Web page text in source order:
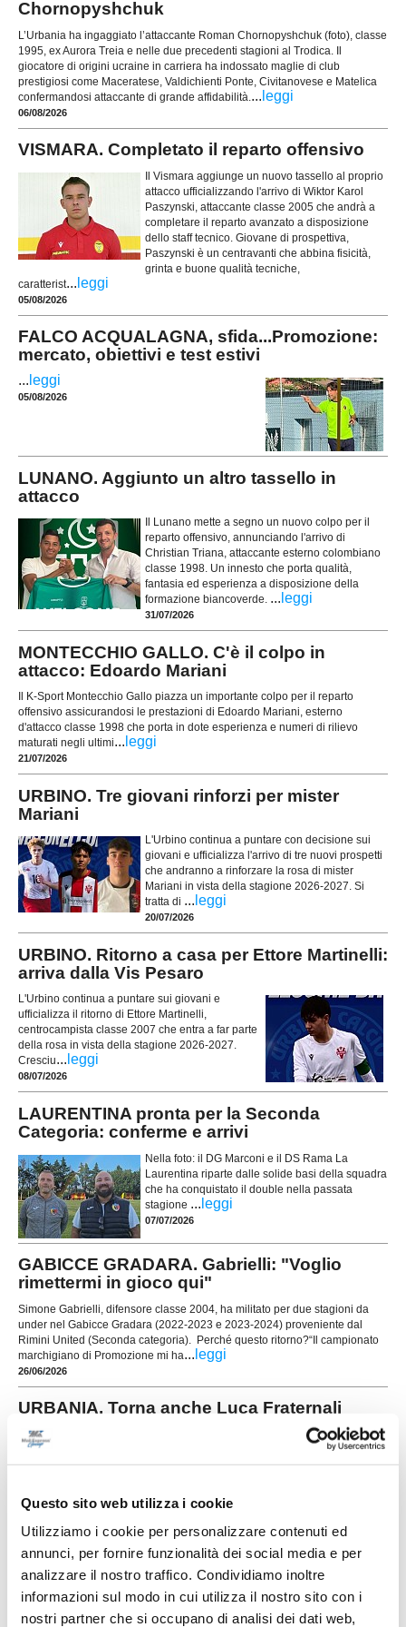
Questo sito web utilizza i cookie
Utilizziamo i cookie per personalizzare contenuti ed
annunci, per fornire funzionalità dei social media e per
analizzare il nostro traffico. Condividiamo inoltre
informazioni sul modo in cui utilizza il nostro sito con i
nostri partner che si occupano di analisi dei dati web,
Chornopyshchuk
L’Urbania ha ingaggiato l’attaccante Roman Chornopyshchuk (foto), classe
1995, ex Aurora Treia e nelle due precedenti stagioni al Trodica. Il
giocatore di origini ucraine in carriera ha indossato maglie di club
prestigiosi come Maceratese, Valdichienti Ponte, Civitanovese e Matelica
confermandosi attaccante di grande affidabilità. ... leggi
06/08/2026
VISMARA. Completato il reparto offensivo
Il Vismara aggiunge un nuovo tassello al proprio
attacco ufficializzando l'arrivo di Wiktor Karol
Paszynski, attaccante classe 2005 che andrà a
completare il reparto avanzato a disposizione
dello staff tecnico. Giovane di prospettiva,
Paszynski è un centravanti che abbina fisicità,
grinta e buone qualità tecniche,
caratterist... leggi
05/08/2026
FALCO ACQUALAGNA, sfida...Promozione:
mercato, obiettivi e test estivi
... leggi
05/08/2026
LUNANO. Aggiunto un altro tassello in
attacco
Il Lunano mette a segno un nuovo colpo per il
reparto offensivo, annunciando l'arrivo di
Christian Triana, attaccante esterno colombiano
classe 1998. Un innesto che porta qualità,
fantasia ed esperienza a disposizione della
formazione biancoverde. ... leggi
31/07/2026
MONTECCHIO GALLO. C'è il colpo in
attacco: Edoardo Mariani
Il K-Sport Montecchio Gallo piazza un importante colpo per il reparto
offensivo assicurandosi le prestazioni di Edoardo Mariani, esterno
d'attacco classe 1998 che porta in dote esperienza e numeri di rilievo
maturati negli ultimi... leggi
21/07/2026
URBINO. Tre giovani rinforzi per mister
Mariani
L'Urbino continua a puntare con decisione sui
giovani e ufficializza l'arrivo di tre nuovi prospetti
che andranno a rinforzare la rosa di mister
Mariani in vista della stagione 2026-2027. Si
tratta di ... leggi
20/07/2026
URBINO. Ritorno a casa per Ettore Martinelli:
arriva dalla Vis Pesaro
L'Urbino continua a puntare sui giovani e
ufficializza il ritorno di Ettore Martinelli,
centrocampista classe 2007 che entra a far parte
della rosa in vista della stagione 2026-2027.
Cresciu... leggi
08/07/2026
LAURENTINA pronta per la Seconda
Categoria: conferme e arrivi
Nella foto: il DG Marconi e il DS Rama La
Laurentina riparte dalle solide basi della squadra
che ha conquistato il double nella passata
stagione ... leggi
07/07/2026
GABICCE GRADARA. Gabrielli: "Voglio
rimettermi in gioco qui"
Simone Gabrielli, difensore classe 2004, ha militato per due stagioni da
under nel Gabicce Gradara (2022-2023 e 2023-2024) proveniente dal
Rimini United (Seconda categoria). Perché questo ritorno?“Il campionato
marchigiano di Promozione mi ha... leggi
26/06/2026
URBANIA. Torna anche Luca Fraternali
L'Urbania continua a puntare sui grandi ritorni e
ufficializza il secondo colpo per il reparto
offensivo. Dopo le recenti esperienze tra
24/06/2026
FERMIGNANESE. Un profilo vincente a
centrocampo: Luca Paradisi
grande spessore assicurandosi le prestazioni di
Luca Paradisi, giocatore che porta in dote un